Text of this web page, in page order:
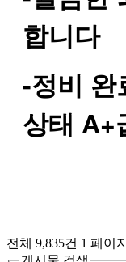
합니다
-정비 완
상태 A+
전체 9,835건 1 페이지